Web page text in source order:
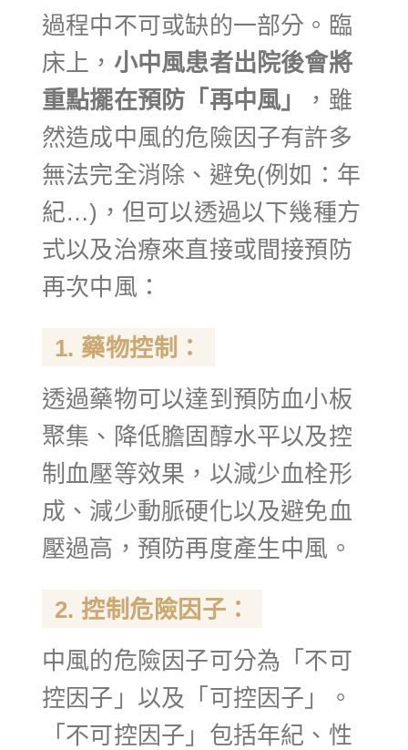
過程中不可或缺的一部分。臨
床上， 小中風患者出院後會將
重點擺在預防「再中風」
，雖
然造成中風的危險因子有許多
無法完全消除、避免(例如：年
紀…)，但可以透過以下幾種方
式以及治療來直接或間接預防
再次中風：
1. 藥物控制：
透過藥物可以達到預防血小板
聚集、降低膽固醇水平以及控
制血壓等效果，以減少血栓形
成、減少動脈硬化以及避免血
壓過高，預防再度產生中風。
2. 控制危險因子：
中風的危險因子可分為「不可
控因子」以及「可控因子」。
「不可控因子」包括年紀、性